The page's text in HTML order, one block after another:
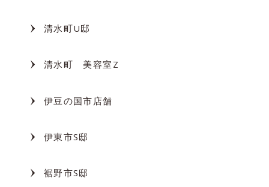
清水町U邸
清水町 美容室Z
伊豆の国市店舗
伊東市S邸
裾野市S邸